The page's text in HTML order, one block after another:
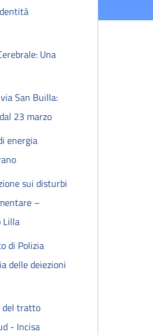
Una
San Builla:
23 marzo
energia
sui disturbi
–
Lilla
di Polizia
delle deiezioni
del tratto
- Incisa